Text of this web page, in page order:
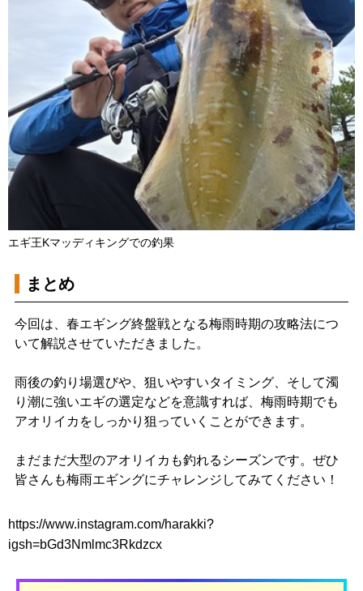
エギ王Kマッディキングでの釣果
まとめ
今回は、春エギング終盤戦となる梅雨時期の攻略法につ
いて解説させていただきました。
雨後の釣り場選びや、狙いやすいタイミング、そして濁
り潮に強いエギの選定などを意識すれば、梅雨時期でも
アオリイカをしっかり狙っていくことができます。
まだまだ大型のアオリイカも釣れるシーズンです。ぜひ
皆さんも梅雨エギングにチャレンジしてみてください！
https://www.instagram.com/harakki?
igsh=bGd3Nmlmc3Rkdzcx